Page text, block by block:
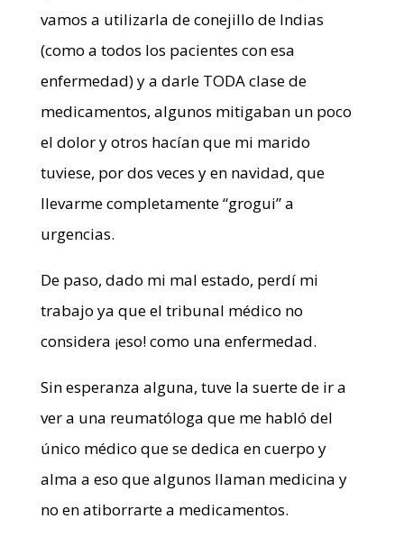
vamos a utilizarla de conejillo de Indias
(como a todos los pacientes con esa
enfermedad) y a darle TODA clase de
medicamentos, algunos mitigaban un poco
el dolor y otros hacían que mi marido
tuviese, por dos veces y en navidad, que
llevarme completamente “grogui” a
urgencias.
De paso, dado mi mal estado, perdí mi
trabajo ya que el tribunal médico no
considera ¡eso! como una enfermedad.
Sin esperanza alguna, tuve la suerte de ir a
ver a una reumatóloga que me habló del
único médico que se dedica en cuerpo y
alma a eso que algunos llaman medicina y
no en atiborrarte a medicamentos.